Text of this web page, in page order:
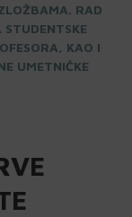
RAD
STUDENTSKE
KAO I
UMETNIČKE